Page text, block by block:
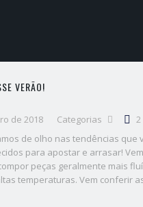
VERÃO!
de 2018 Categorias
2
de olho nas tendências que
para apostar e arrasar!
peças geralmente mais
temperaturas. Vem conferir